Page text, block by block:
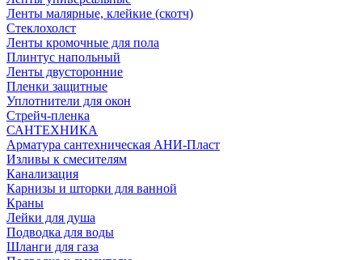
Ленты малярные, клейкие (скотч)
Стеклохолст
Ленты кромочные для пола
Плинтус напольный
Ленты двусторонние
Пленки защитные
Уплотнители для окон
Стрейч-пленка
САНТЕХНИКА
Арматура сантехническая АНИ-Пласт
Изливы к смесителям
Канализация
Карнизы и шторки для ванной
Краны
Лейки для душа
Подводка для воды
Шланги для газа